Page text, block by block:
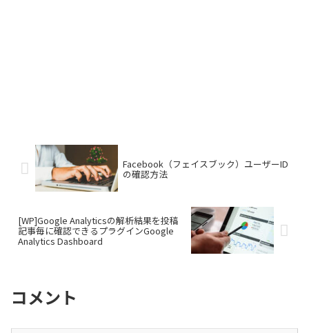
Facebook（フェイスブック）ユーザーID
の確認方法
[WP]Google Analyticsの解析結果を投稿
記事毎に確認できるプラグインGoogle
Analytics Dashboard
コメント